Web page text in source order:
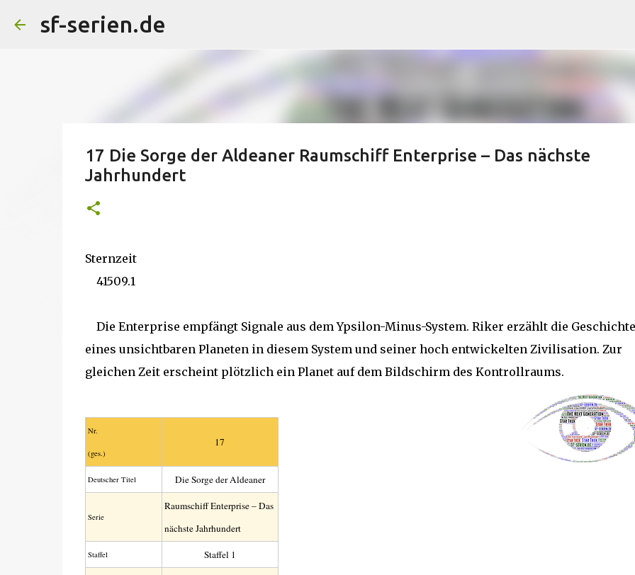
sf-serien.de
17 Die Sorge der Aldeaner Raumschiff Enterprise – Das nächste
Jahrhundert
Sternzeit
41509.1
Die Enterprise empfängt Signale aus dem Ypsilon-Minus-System. Riker erzählt die Geschichte
eines unsichtbaren Planeten in diesem System und seiner hoch entwickelten Zivilisation. Zur
gleichen Zeit erscheint plötzlich ein Planet auf dem Bildschirm des Kontrollraums.
Nr.
(ges.)
17
Deutscher Titel Die Sorge der Aldeaner
Serie
Raumschiff Enterprise – Das
nächste Jahrhundert
Staffel Staffel 1